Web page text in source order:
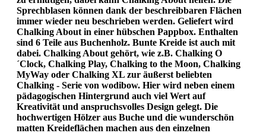
Sprechblasen können dank der beschreibbaren Flächen
immer wieder neu beschrieben werden. Geliefert wird
Chalking About in einer hübschen Pappbox. Enthalten
sind 6 Teile aus Buchenholz. Bunte Kreide ist auch mit
dabei. Chalking About gehört, wie z.B. Chalking O
´Clock, Chalking Play, Chalking to the Moon, Chalking
MyWay oder Chalking XL zur äußerst beliebten
Chalking - Serie von wodibow. Hier wird neben einem
pädagogischen Hintergrund auch viel Wert auf
Kreativität und anspruchsvolles Design gelegt. Die
hochwertigen Hölzer aus Buche und die wunderschön
matten Kreideflächen machen aus den einzelnen